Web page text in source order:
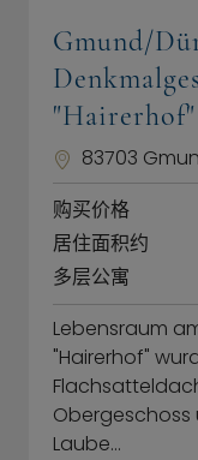
Gmund/
"Hairerhof"
83703
购买价格
居住面积约
多层公寓
Lebensraum
"Hairerhof"
Laube…